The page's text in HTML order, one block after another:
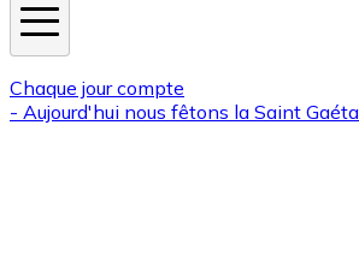
Chaque jour compte
- Aujourd'hui nous fêtons la Saint